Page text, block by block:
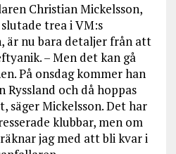
Christian Mickelsson,
trea i VM:s
är nu bara detaljer från att
– Men det kan gå
På onsdag kommer han
och då hoppas
säger Mickelsson. Det har
klubbar, men om
jag med att bli kvar i